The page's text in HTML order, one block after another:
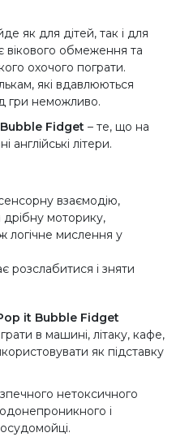
як для дітей, так і для
вікового обмеження та
охочого пограти.
які вдавлюються
гри неможливо.
Fidget – те, що на
англійські літери.
взаємодію,
моторику,
логічне мислення у
розслабитися і зняти
it Bubble Fidget
в машині, літаку, кафе,
як підставку
нетоксичного
і